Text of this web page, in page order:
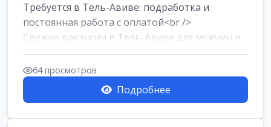
Требуется в Тель-Авиве: подработка и
постоянная работа с оплатой<br />
Свежие вакансии в Тель-Авиве для мужчин и
женщин от хозя...
64 просмотров
Подробнее